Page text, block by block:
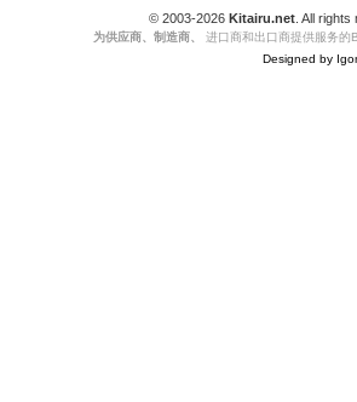
© 2003-2026 Kitairu.net. All rights
为供应商、制造商、
进口商和出口商提供服务的
Designed by